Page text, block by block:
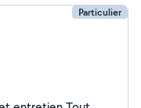
Particulier